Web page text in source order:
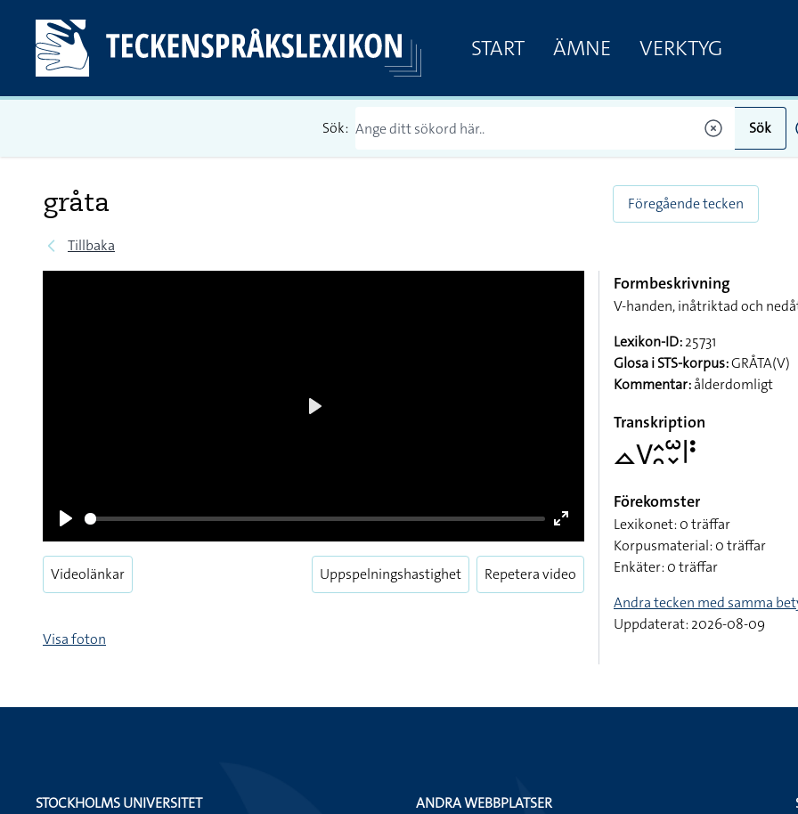
START ÄMNE VERKTYG
Sök: Sök
gråta
Tillbaka
Föregående tecken
Play
Enter
fullscreen
Videolänkar Uppspelningshastighet Repetera video
Visa foton
Formbeskrivning
V-handen, inåtriktad och
Lexikon-ID:25731
Glosa i STS-korpus:GRÅTA(V)
Kommentar:ålderdomligt
Transkription
􌤼􌤭􌤵􌥘􌥱􌦀􌥼􌥻
Förekomster
Lexikonet: 0 träffar
Korpusmaterial: 0 träffar
Enkäter: 0 träffar
Andra tecken med samma
Uppdaterat: 2026-08-09
STOCKHOLMS UNIVERSITET
ANDRA WEBBPLATSER